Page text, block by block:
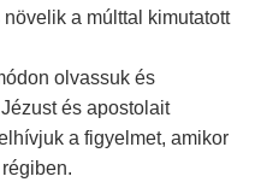
a múlttal kimutatott
olvassuk és
és apostolait
a figyelmet, amikor